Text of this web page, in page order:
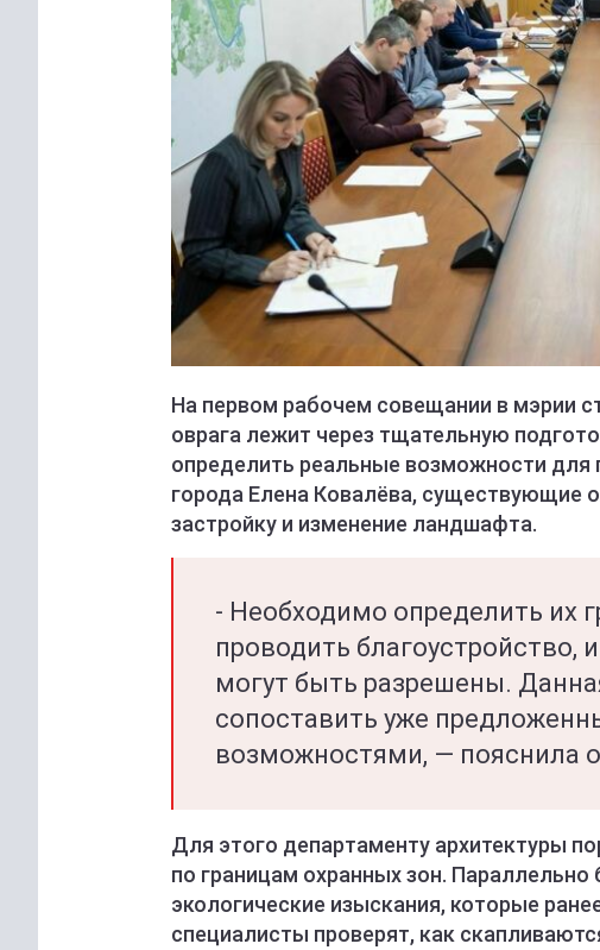
На первом рабочем совещании в мэрии
оврага лежит через тщательную
определить реальные возможности для
города Елена Ковалёва, существующие
застройку и изменение ландшафта.
- Необходимо определить их
проводить благоустройство,
могут быть разрешены.
сопоставить уже
возможностями, — пояснила
Для этого департаменту архитектуры
по границам охранных зон.
экологические изыскания, которые
специалисты проверят, как